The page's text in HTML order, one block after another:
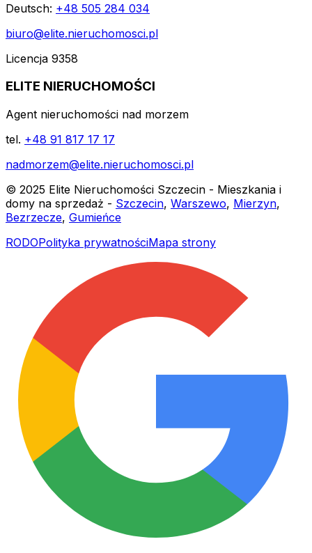
Deutsch: +48 505 284 034
biuro@elite.nieruchomosci.pl
Licencja 9358
ELITE NIERUCHOMOŚCI
Agent nieruchomości nad morzem
tel. +48 91 817 17 17
nadmorzem@elite.nieruchomosci.pl
© 2025 Elite Nieruchomości Szczecin - Mieszkania i
domy na sprzedaż - Szczecin, Warszewo, Mierzyn,
Bezrzecze, Gumieńce
RODOPolityka prywatnościMapa strony